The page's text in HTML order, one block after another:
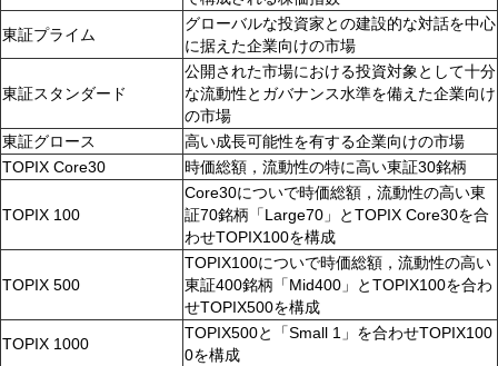
東証プライム
グローバルな投資家との建設的な対話を中心
に据えた企業向けの市場
東証スタンダード
公開された市場における投資対象として十分
な流動性とガバナンス水準を備えた企業向け
の市場
東証グロース
高い成長可能性を有する企業向けの市場
TOPIX Core30
時価総額，流動性の特に高い東証30銘柄
TOPIX 100
Core30についで時価総額，流動性の高い東
証70銘柄「Large70」とTOPIX Core30を合
わせTOPIX100を構成
TOPIX 500
TOPIX100についで時価総額，流動性の高い
東証400銘柄「Mid400」とTOPIX100を合わ
せTOPIX500を構成
TOPIX 1000
TOPIX500と「Small 1」を合わせTOPIX100
0を構成